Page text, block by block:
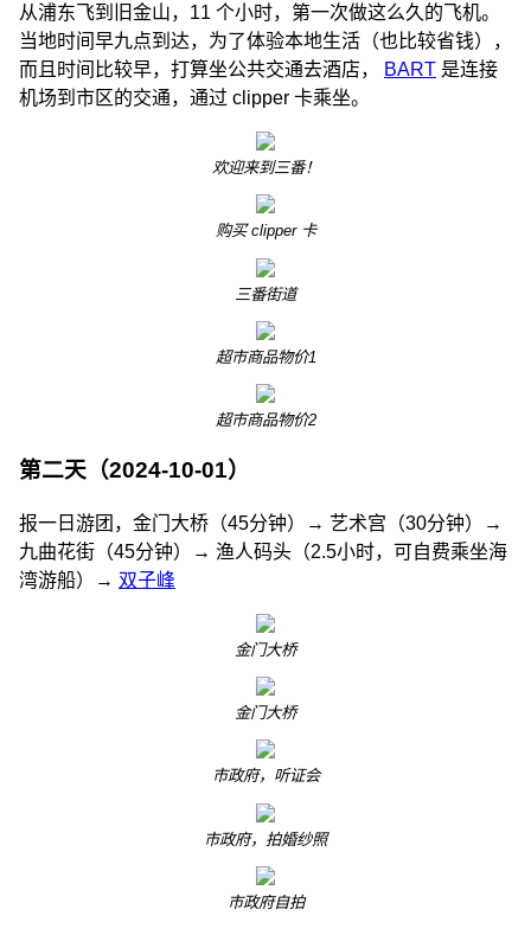
从浦东飞到旧金山，11 个小时，第一次做这么久的飞机。
当地时间早九点到达，为了体验本地生活（也比较省钱），
而且时间比较早，打算坐公共交通去酒店，
BART 是连接
机场到市区的交通，通过 clipper 卡乘坐。
欢迎来到三番！
购买 clipper 卡
三番街道
超市商品物价1
超市商品物价2
第二天（2024-10-01）
报一日游团，金门大桥（45分钟）→ 艺术宫（30分钟）→
九曲花街（45分钟）→ 渔人码头（2.5小时，可自费乘坐海
湾游船）→ 双子峰
金门大桥
金门大桥
市政府，听证会
市政府，拍婚纱照
市政府自拍